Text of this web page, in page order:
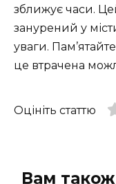
зближує часи.
занурений у
уваги.
це втрачена
Оцініть статтю
Вам